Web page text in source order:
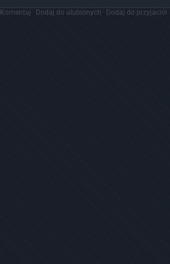
Komentuj Dodaj do ulubionych Dodaj do przyjaciół